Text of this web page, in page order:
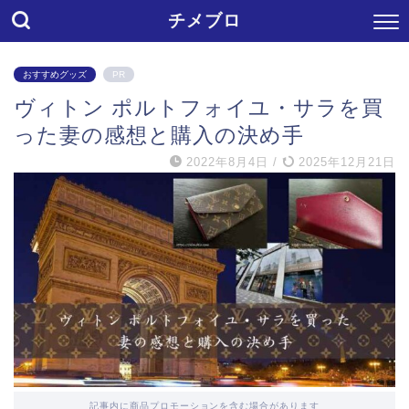
チメブロ
おすすめグッズ PR
ヴィトン ポルトフォイユ・サラを買
った妻の感想と購入の決め手
2022年8月4日 / 2025年12月21日
記事内に商品プロモーションを含む場合があります